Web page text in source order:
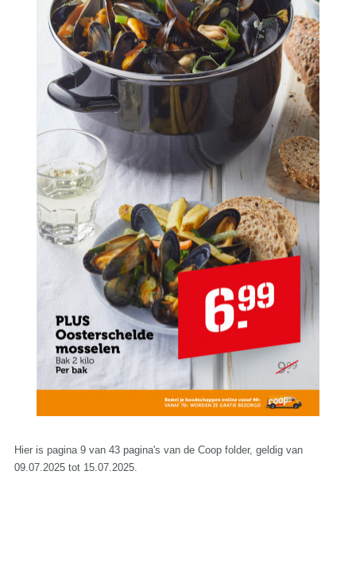
Hier is pagina 9 van 43 pagina's van de Coop folder, geldig van
09.07.2025 tot 15.07.2025.